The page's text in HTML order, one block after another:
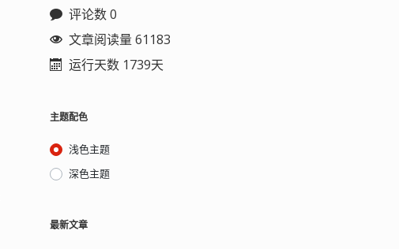
评论数 0
文章阅读量 61183
运行天数 1739天
主题配色
浅色主题
深色主题
最新文章